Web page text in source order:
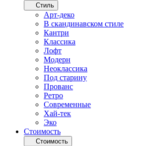
Стиль
Арт-деко
В скандинавском стиле
Кантри
Классика
Лофт
Модерн
Неоклассика
Под старину
Прованс
Ретро
Современные
Хай-тек
Эко
Стоимость
Стоимость